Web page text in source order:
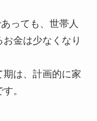
っても、世帯人
金は少なくなり
期は、計画的に家
。